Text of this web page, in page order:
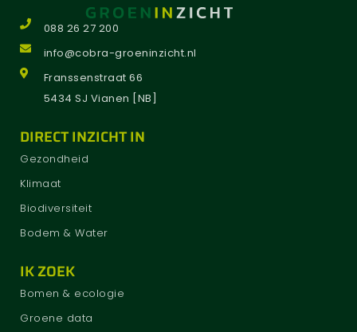
088 26 27 200
info@cobra-groeninzicht.nl
Franssenstraat 66
5434 SJ Vianen [NB]
DIRECT INZICHT IN
Gezondheid
Klimaat
Biodiversiteit
Bodem & Water
IK ZOEK
Bomen & ecologie
Groene data